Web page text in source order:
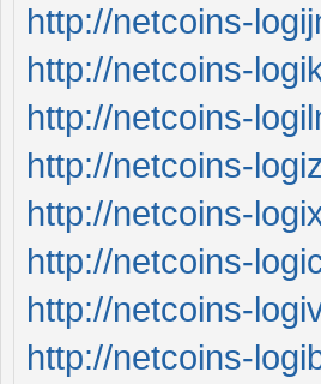
http://netcoins-
http://netcoins-
http://netcoins-
http://netcoins-
http://netcoins-
http://netcoins-
http://netcoins-
http://netcoins-